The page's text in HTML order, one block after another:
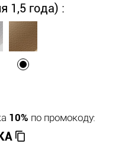
1,5 года) :
10% по промокоду: